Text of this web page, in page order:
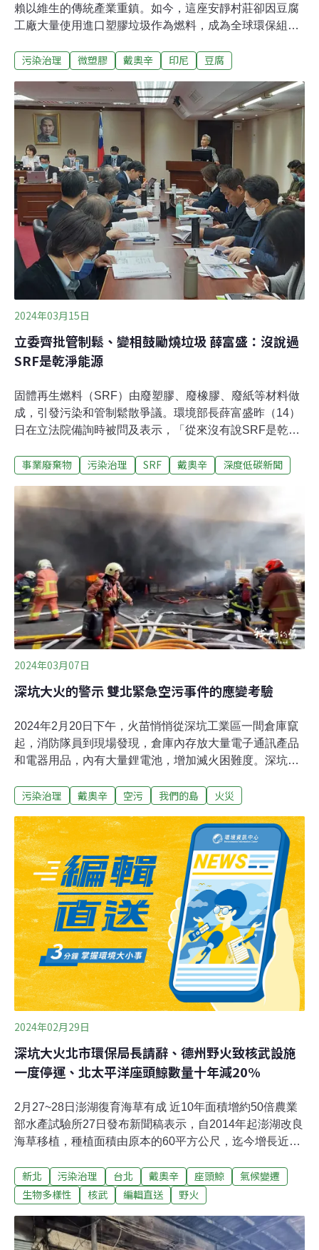
賴以維生的傳統產業重鎮。如今，這座安靜村莊卻因豆腐
工廠大量使用進口塑膠垃圾作為燃料，成為全球環保組織
標與塑膠微粒滲入食品的潛在危機。事件由印尼環保人士
Fraser則透過影像向全球發出警告：「當發展中國家成為
廢棄物的終點站，環境與人民的健康，究竟由誰來買
單？」豆腐鍋裡的毒火綜合《衛報》與《羅盤報》報導。
當地環保組織Ecoton調查，約60家豆腐工廠每天燃燒數噸
塑膠垃圾、橡膠與泡棉，藉此供應當地生產約60噸豆腐。
這些塑膠多數源於進口廢紙中混雜的不可回收物，如法國
起司包裝、美國零食袋與澳洲寵物食品袋。
污染治理 微塑膠 戴奧辛 印尼 豆腐
2024年03月15日
立委齊批管制鬆、變相鼓勵燒垃圾 薛富盛：沒說過
SRF是乾淨能源
固體再生燃料（SRF）由廢塑膠、廢橡膠、廢紙等材料做
成，引發污染和管制鬆散爭議。環境部長薛富盛昨（14）
日在立法院備詢時被問及表示，「從來沒有說SRF是乾淨
分SRF等級、料源排除PE、PP、PET等有再利用價值的
盛：「沒說過SRF是乾淨能源」立法院社會福利及衛生環
境委員會昨日邀請環境部長薛富盛備詢。國民黨立委王育
敏質疑，環境部早在去年7月就預告修正三項相關標準，
重點包括管制料源成分標準、規範污染防制設備，以及增
訂排放標準，但之後就沒有下文。民進黨立委林淑芬則指
出，含氯有機物燃燒可能傷害鍋爐和排放戴奧辛，但台灣
的SRF只要氯含量標準小於3%就給過，反觀韓國、歐盟分
別有1%、0.2%較嚴標準。
事業廢棄物 污染治理 SRF 戴奧辛 深度低碳新聞
2024年03月07日
深坑大火的警示 雙北緊急空污事件的應變考驗
2024年2月20日下午，火苗悄悄從深坑工業區一間倉庫竄
起，消防隊員到現場發現，倉庫內存放大量電子通訊產品
和電器用品，內有大量鋰電池，增加滅火困難度。深坑工
21日上午，現場都還持續在悶燒。由於當天北台灣處於背
店以及中永和擴散，再加上風速緩慢，雙北12個行政區一
整晚都籠罩在刺鼻臭味中。當地里長接電話接到手軟，光
是台北市環保局就接獲了97件投訴，但市府並沒有提供明
確即時資訊，台北市文山區華興里長陳峙穎表示，市府直
到21日上午7點半才從通訊軟體發出一則訊息，要大家關
窗戴口罩，讓許多居民、家長都很慌張。異味一直到22日
東北季風增強才有所改善。當突發事故發生，大量空污來
襲，空氣中究竟藏有什麼有害物質，讓居民感到不安與惶
恐。大火燒出什麼有害物質？ 居民的健康風險怎麼把關？
民眾擔心這些東西燃燒會產生像是戴
污染治理 戴奧辛 空污 我們的島 火災
2024年02月29日
深坑大火北市環保局長請辭、德州野火致核武設施
一度停運、北太平洋座頭鯨數量十年減20%
2月27~28日澎湖復育海草有成 近10年面積增約50倍農業
部水產試驗所27日發布新聞稿表示，自2014年起澎湖改良
海草移植，種植面積由原本的60平方公尺，迄今增長近50
至達到抵換碳匯等目的。（中央社報導）海科館成功繁殖
六斑二齒魨 人工環境下台灣首例飼育在國立海洋科技博物
卵，在館方照料下，從孵化到幼仔稚魚成長至2個月。海
科館表示，這是六斑二齒魨在人工環境下，台灣首次繁殖
新北 污染治理 台北 戴奧辛 座頭鯨
氣候變遷
生物多樣性
核武 編輯直送 野火